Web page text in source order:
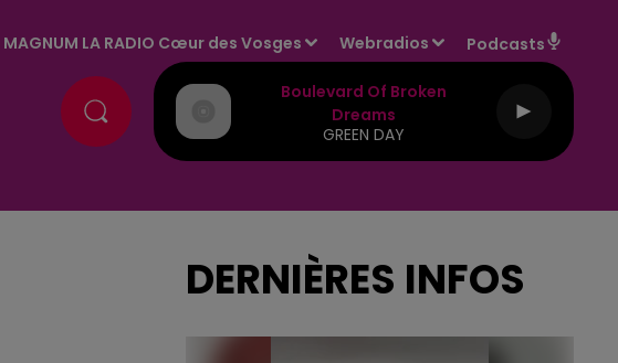
MAGNUM LA RADIO Cœur des Vosges Webradios Podcasts
Boulevard Of Broken
Dreams
GREEN DAY
DERNIÈRES INFOS